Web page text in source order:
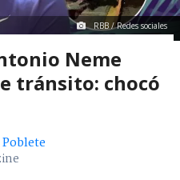
RBB / Redes sociales
Neme
tránsito: chocó